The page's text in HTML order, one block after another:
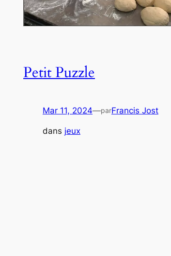
Petit Puzzle
Mar 11, 2024—parFrancis Jost
dans jeux